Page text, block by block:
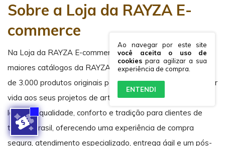
Ao navegar por este site
você aceita o uso de
cookies para agilizar a sua
experiência de compra.
ENTENDI
Sobre a Loja da RAYZA E-
commerce
Na Loja da RAYZA E-commerce, você encontra um dos
maiores catálogos da RAYZA Tapetes & Linhas, com mais
de 3.000 produtos originais para transformar sua casa e dar
vida aos seus projetos de artesanato. Desde 2023,
levamos qualidade, conforto e tradição para clientes de
todo o Brasil, oferecendo uma experiência de compra
segura, atendimento especializado, entrega ágil e um pós-